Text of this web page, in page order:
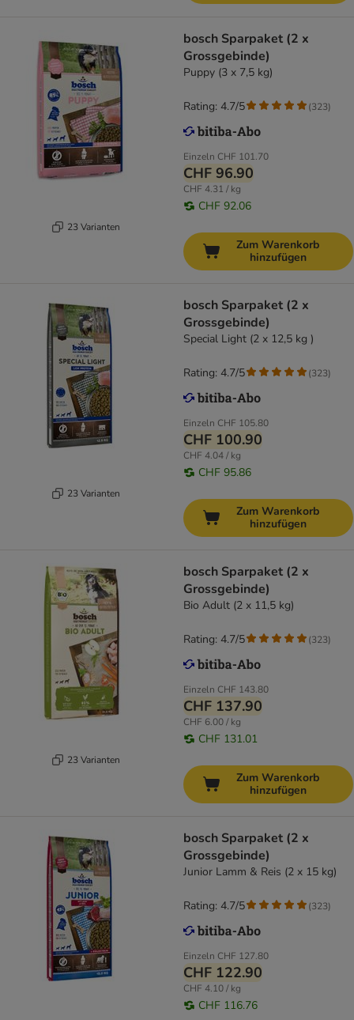
23 Varianten
bosch Sparpaket (2 x
Grossgebinde)
Puppy (3 x 7,5 kg)
Einzeln CHF 101.70
CHF 96.90
CHF 4.31 / kg
CHF 92.06
Rating: 4.7/5 (323)
Zum Warenkorb
hinzufügen
23 Varianten
bosch Sparpaket (2 x
Grossgebinde)
Special Light (2 x 12,5 kg )
Einzeln CHF 105.80
CHF 100.90
CHF 4.04 / kg
CHF 95.86
Rating: 4.7/5 (323)
Zum Warenkorb
hinzufügen
23 Varianten
bosch Sparpaket (2 x
Grossgebinde)
Bio Adult (2 x 11,5 kg)
Einzeln CHF 143.80
CHF 137.90
CHF 6.00 / kg
CHF 131.01
Rating: 4.7/5 (323)
Zum Warenkorb
hinzufügen
bosch Sparpaket (2 x
Grossgebinde)
Junior Lamm & Reis (2 x 15 kg)
Einzeln CHF 127.80
CHF 122.90
CHF 4.10 / kg
CHF 116.76
Rating: 4.7/5 (323)